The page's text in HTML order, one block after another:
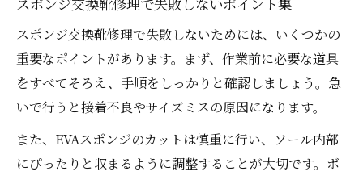
スポンジ交換靴修理で失敗しないためには、いくつかの
重要なポイントがあります。まず、作業前に必要な道具
をすべてそろえ、手順をしっかりと確認しましょう。急
いで行うと接着不良やサイズミスの原因になります。
また、EVAスポンジのカットは慎重に行い、ソール内部
にぴったりと収まるように調整することが大切です。ボ